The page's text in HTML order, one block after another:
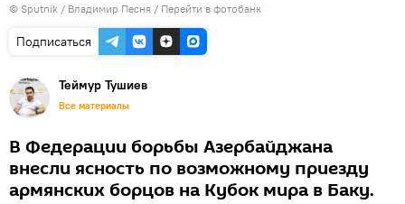
© Sputnik / Владимир Песня / Перейти в фотобанк
Подписаться
Теймур Тушиев
Все материалы
В Федерации борьбы Азербайджана
внесли ясность по возможному приезду
армянских борцов на Кубок мира в Баку.